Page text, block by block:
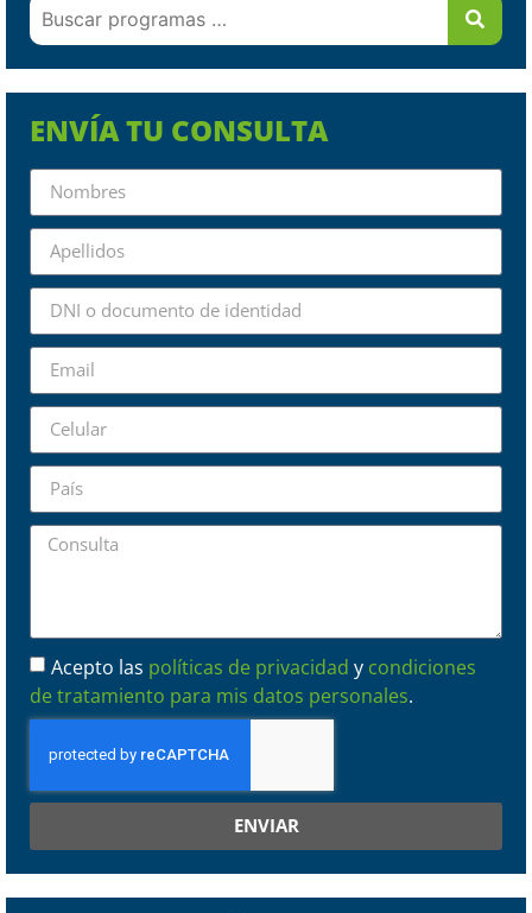
ENVÍA TU CONSULTA
Acepto las políticas de privacidad y condiciones
de tratamiento para mis datos personales.
ENVIAR